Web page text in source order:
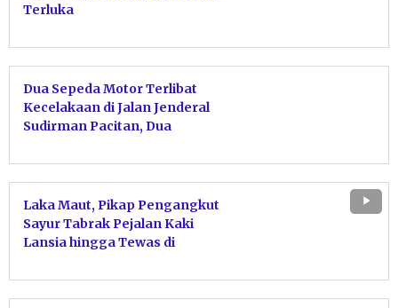
Terluka
Dua Sepeda Motor Terlibat
Kecelakaan di Jalan Jenderal
Sudirman Pacitan, Dua
Laka Maut, Pikap Pengangkut
Sayur Tabrak Pejalan Kaki
Lansia hingga Tewas di